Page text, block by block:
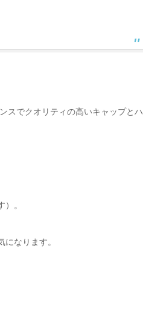
スでクオリティの高いキャップとハ
。
なります。